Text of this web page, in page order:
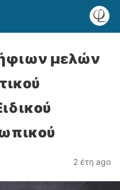
μελών
2 έτη ago